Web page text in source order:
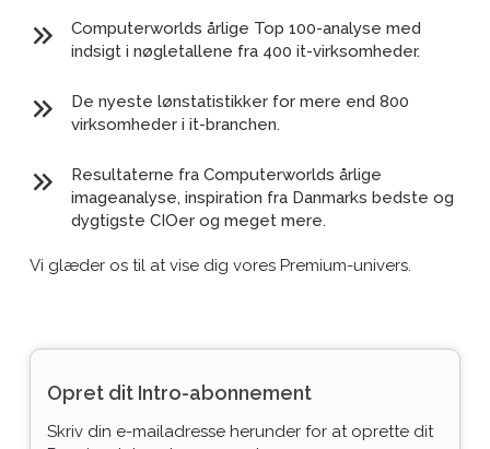
Computerworlds årlige Top 100-analyse med
indsigt i nøgletallene fra 400 it-virksomheder.
De nyeste lønstatistikker for mere end 800
virksomheder i it-branchen.
Resultaterne fra Computerworlds årlige
imageanalyse, inspiration fra Danmarks bedste og
dygtigste CIOer og meget mere.
Vi glæder os til at vise dig vores Premium-univers.
Opret dit Intro-abonnement
Skriv din e-mailadresse herunder for at oprette dit